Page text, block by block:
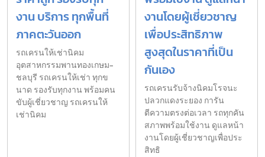
งาน บริการ ทุกพื้นที่
ภาคตะวันออก
รถเครนให้เช่านิคม
อุตสาหกรรมพานทองเกษม-
ชลบุรี รถเครนให้เช่า ทุกข
นาด รองรับทุกงาน พร้อมคน
ขับผู้เชี่ยวชาญ รถเครนให้
เช่านิคม
งานโดยผู้เชี่ยวชาญ
เพื่อประสิทธิภาพ
สูงสุดในราคาที่เป็น
กันเอง
รถเครนรับจ้างนิคมโรจนะ
ปลวกแดงระยอง การัน
ตีความตรงต่อเวลา รถทุกคัน
สภาพพร้อมใช้งาน ดูแลหน้า
งานโดยผู้เชี่ยวชาญเพื่อประ
สิทธิ